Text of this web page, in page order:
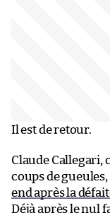
Il est de retour.
Claude Callegari,
coups de gueules,
end après la
Déjà après le nul